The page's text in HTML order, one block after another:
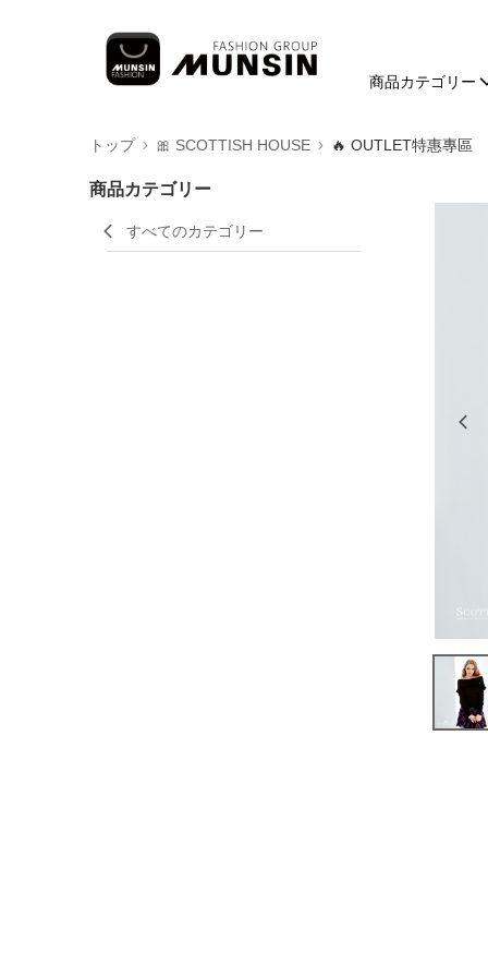
商品カテゴリー
トップ 🎀 SCOTTISH HOUSE 🔥 OUTLET特惠專區
商品カテゴリー
すべてのカテゴリー